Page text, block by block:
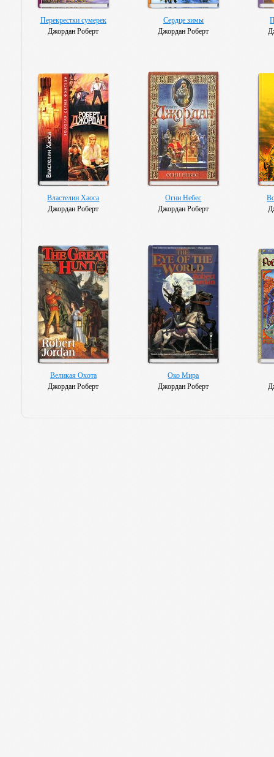
Перекрестки сумерек
Джордан Роберт
Сердце зимы
Джордан Роберт
Властелин Хаоса
Джордан Роберт
Огни Небес
Джордан Роберт
Великая Охота
Джордан Роберт
Око Мира
Джордан Роберт